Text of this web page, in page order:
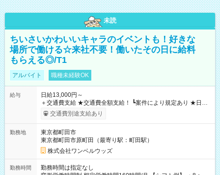
未読
ちいさいかわいいキャラのイベントも！好きな
場所で働ける☆来社不要！働いたその日に給料
もらえる◎/T1
アルバイト 職種未経験OK
給与
日給13,000円～
＋交通費支給 ★交通費全額支給！ ┗案件により規定あり ★日払
いOK！（規定あり） ┗働いたその日に現金GET♪ お仕事後はコ
ンビニATMから 日払い分を引き落とせます！ 【試用期間】試
交通費別途支給あり
勤務地
東京都町田市
東京都町田市原町田（最寄り駅：町田駅）
株式会社ワンベルウッズ
勤務時間
勤務時間は指定なし